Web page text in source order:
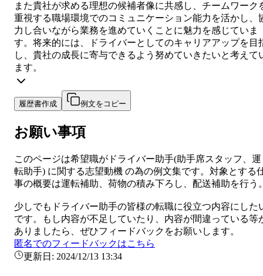
また貴社が求める理想の候補者像に共感し、チームワーク
重視する職場環境でのコミュニケーション能力を活かし、
力し合いながら業務を進めていくことに魅力を感じていま
す。将来的には、ドライバーとしてのキャリアアップを目
し、貴社の成長に寄与できるよう努めていきたいと考えて
ます。
履歴書作成 例文をコピー
お願い事項
このページは希望職が ドライバー助手(助手席スタッフ、運
転助手) に関する志望動機 の為の例文集です。対象とする
事の概要は運転補助、荷物の積み下ろし、配送補助を行う
少しでも ドライバー助手の皆様の転職に役立つ内容にした
です。もし内容が不足していたり、内容が間違っている等
ありましたら、ぜひフィードバックをお願いします。
匿名でのフィードバックはこちら
更新日: 2024/12/13 13:34